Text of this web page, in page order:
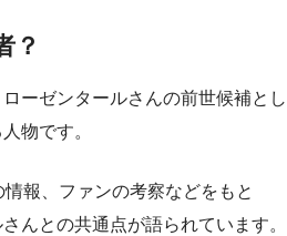
？
ーゼンタールさんの前世候補とし
物です。
報、ファンの考察などをもと
んとの共通点が語られています。